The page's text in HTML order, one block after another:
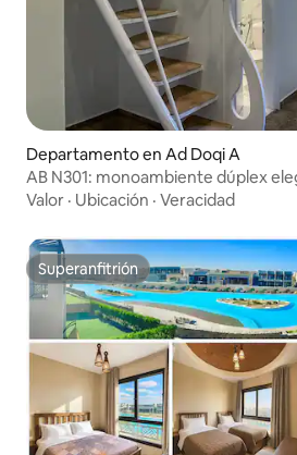
Departamento en Ad Doqi A
AB N301: monoambiente dúplex
del centro de la ciudad
Valor · Ubicación · Veracidad
Superanfitrión
Superanfitrión